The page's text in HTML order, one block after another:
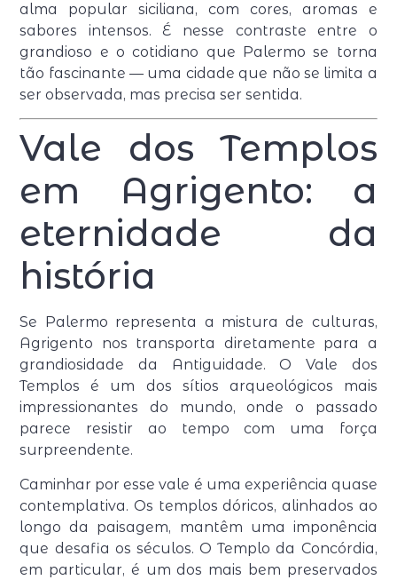
alma popular siciliana, com cores, aromas e
sabores intensos. É nesse contraste entre o
grandioso e o cotidiano que Palermo se torna
tão fascinante — uma cidade que não se limita a
ser observada, mas precisa ser sentida.
Vale dos Templos
em Agrigento: a
eternidade da
história
Se Palermo representa a mistura de culturas,
Agrigento nos transporta diretamente para a
grandiosidade da Antiguidade. O Vale dos
Templos é um dos sítios arqueológicos mais
impressionantes do mundo, onde o passado
parece resistir ao tempo com uma força
surpreendente.
Caminhar por esse vale é uma experiência quase
contemplativa. Os templos dóricos, alinhados ao
longo da paisagem, mantêm uma imponência
que desafia os séculos. O Templo da Concórdia,
em particular, é um dos mais bem preservados